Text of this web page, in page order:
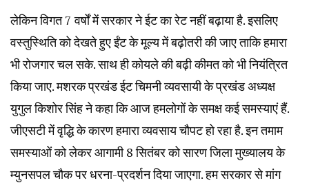
लेकिन विगत 7 वर्षों में सरकार ने ईट का रेट नहीं बढ़ाया है. इसलिए
वस्तुस्थिति को देखते हुए ईंट के मूल्य में बढ़ोतरी की जाए ताकि हमारा
भी रोजगार चल सके. साथ ही कोयले की बढ़ी कीमत को भी नियंत्रित
किया जाए. मशरक प्रखंड ईट चिमनी व्यवसायी के प्रखंड अध्यक्ष
युगुल किशोर सिंह ने कहा कि आज हमलोगों के समक्ष कई समस्याएं हैं.
जीएसटी में वृद्धि के कारण हमारा व्यवसाय चौपट हो रहा है. इन तमाम
समस्याओं को लेकर आगामी 8 सितंबर को सारण जिला मुख्यालय के
म्युनसपल चौक पर धरना-प्रदर्शन दिया जाएगा. हम सरकार से मांग